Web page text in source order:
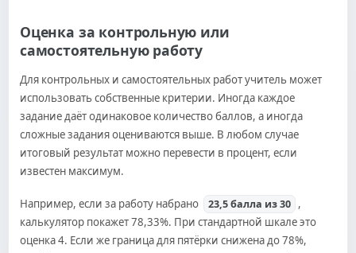
Оценка за контрольную или
самостоятельную работу
Для контрольных и самостоятельных работ учитель может
использовать собственные критерии. Иногда каждое
задание даёт одинаковое количество баллов, а иногда
сложные задания оцениваются выше. В любом случае
итоговый результат можно перевести в процент, если
известен максимум.
Например, если за работу набрано 23,5 балла из 30 ,
калькулятор покажет 78,33%. При стандартной шкале это
оценка 4. Если же граница для пятёрки снижена до 78%,